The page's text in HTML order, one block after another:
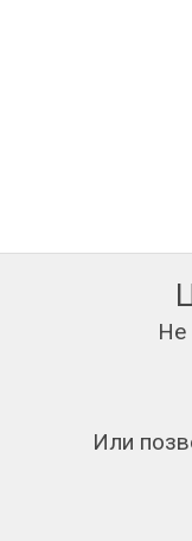
Не
Или